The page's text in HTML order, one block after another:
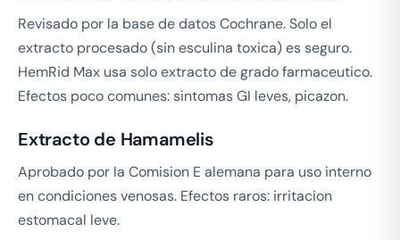
Revisado por la base de datos Cochrane. Solo el
extracto procesado (sin esculina toxica) es seguro.
HemRid Max usa solo extracto de grado farmaceutico.
Efectos poco comunes: sintomas GI leves, picazon.
Extracto de Hamamelis
Aprobado por la Comision E alemana para uso interno
en condiciones venosas. Efectos raros: irritacion
estomacal leve.